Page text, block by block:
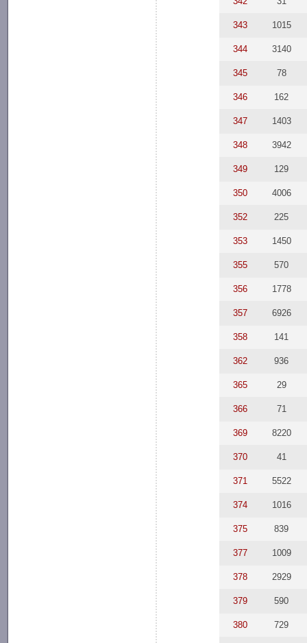
343 1015
344 3140
345 78
346 162
347 1403
348 3942
349 129
350 4006
352 225
353 1450
355 570
356 1778
357 6926
358 141
362 936
365 29
366 71
369 8220
370 41
371 5522
374 1016
375 839
377 1009
378 2929
379 590
380 729